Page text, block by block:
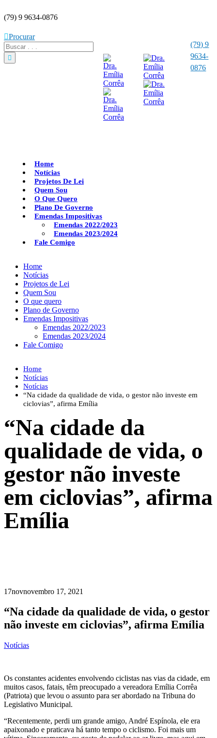
(79) 9 9634-0876
Procurar
(79) 9
9634-
0876
Home
Notícias
Projetos De Lei
Quem Sou
O Que Quero
Plano De Governo
Emendas Impositivas
Emendas 2022/2023
Emendas 2023/2024
Fale Comigo
Home
Notícias
Projetos de Lei
Quem Sou
O que quero
Plano de Governo
Emendas Impositivas
Emendas 2022/2023
Emendas 2023/2024
Fale Comigo
Home
Notícias
Notícias
“Na cidade da qualidade de vida, o gestor não investe em
ciclovias”, afirma Emília
“Na cidade da
qualidade de vida, o
gestor não investe
em ciclovias”, afirma
Emília
17novnovembro 17, 2021
“Na cidade da qualidade de vida, o gestor
não investe em ciclovias”, afirma Emília
Notícias
Os constantes acidentes envolvendo ciclistas nas vias da cidade, em
muitos casos, fatais, têm preocupado a vereadora Emília Corrêa
(Patriota) que levou o assunto para ser abordado na Tribuna do
Legislativo Municipal.
“Recentemente, perdi um grande amigo, André Espínola, ele era
apaixonado e praticava há tanto tempo o ciclismo. Foi mais um